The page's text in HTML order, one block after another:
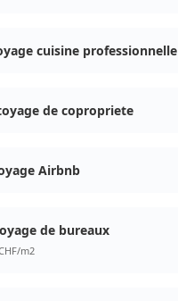
cuisine professionnelle
de copropriete
Airbnb
de bureaux
m2